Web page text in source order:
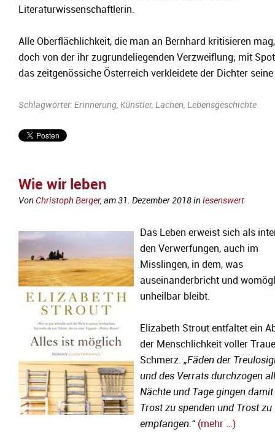
Literaturwissenschaftlerin.
Alle Oberflächlichkeit, die man an Bernhard kritisieren
doch von der ihr zugrundeliegenden Verzweiflung; mit
das zeitgenössiche Österreich verkleidete der Dichter seine
Schlagwörter: Erinnerung, Künstler, Lachen, Lebensgeschichte
Wie wir leben
VonChristoph Berger, am31. Dezember 2018inlesenswert
Das Leben erweist sich als
den Verwerfungen, auch im
Misslingen, in dem, was
auseinanderbricht und
unheilbar bleibt.
Elizabeth Strout entfaltet ein
der Menschlichkeit voller
Schmerz. „Fäden der
und des Verrats durchzogen
Nächte und Tage gingen damit
Trost zu spenden und Trost zu
empfangen.“ (mehr …)